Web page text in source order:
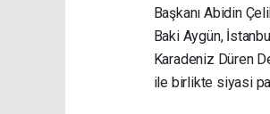
Başkanı Abidin
Baki Aygün,
Karadeniz Düren
ile birlikte siyasi